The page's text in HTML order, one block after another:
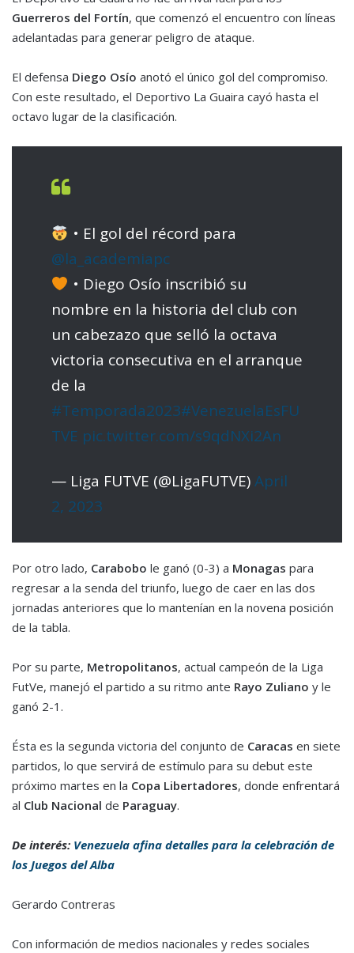
Guerreros del Fortín, que comenzó el encuentro con líneas
adelantadas para generar peligro de ataque.
El defensa Diego Osío anotó el único gol del compromiso.
Con este resultado, el Deportivo La Guaira cayó hasta el
octavo lugar de la clasificación.
• El gol del récord para
@la_academiapc
• Diego Osío inscribió su
nombre en la historia del club con
un cabezazo que selló la octava
victoria consecutiva en el arranque
de la
#Temporada2023#VenezuelaEsFU
TVE pic.twitter.com/s9qdNXi2An
— Liga FUTVE (@LigaFUTVE)April
2, 2023
Por otro lado, Carabobo le ganó (0-3) a Monagas para
regresar a la senda del triunfo, luego de caer en las dos
jornadas anteriores que lo mantenían en la novena posición
de la tabla.
Por su parte, Metropolitanos, actual campeón de la Liga
FutVe, manejó el partido a su ritmo ante Rayo Zuliano y le
ganó 2-1.
Ésta es la segunda victoria del conjunto de Caracas en siete
partidos, lo que servirá de estímulo para su debut este
próximo martes en la Copa Libertadores, donde enfrentará
al Club Nacional de Paraguay.
De interés: Venezuela afina detalles para la celebración de
los Juegos del Alba
Gerardo Contreras
Con información de medios nacionales y redes sociales